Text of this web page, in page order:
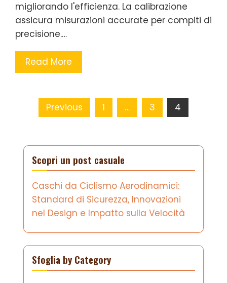
migliorando l'efficienza. La calibrazione
assicura misurazioni accurate per compiti di
precisione.…
Read More
Posts pagination
Previous 1 … 3 4
Scopri un post casuale
Caschi da Ciclismo Aerodinamici:
Standard di Sicurezza, Innovazioni
nel Design e Impatto sulla Velocità
Sfoglia by Category